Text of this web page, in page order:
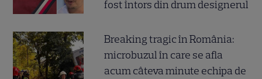
fost întors din drum designerul
Breaking tragic în România:
microbuzul în care se afla
acum câteva minute echipa de